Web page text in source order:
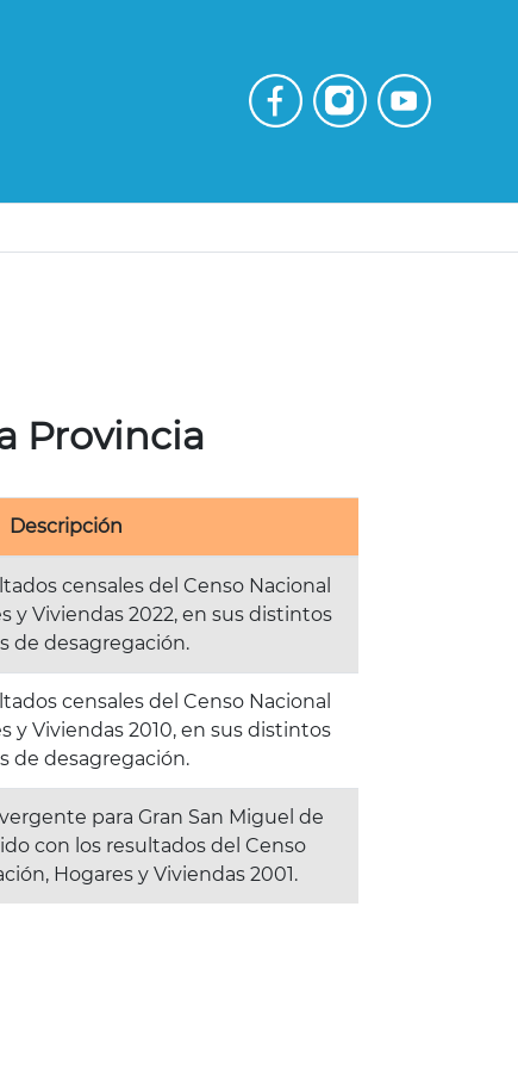
Provincia
Descripción
censales del Censo Nacional
y Viviendas 2022, en sus distintos
de desagregación.
censales del Censo Nacional
y Viviendas 2010, en sus distintos
de desagregación.
para Gran San Miguel de
con los resultados del Censo
Hogares y Viviendas 2001.